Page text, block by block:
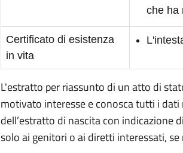
che ha
Certificato di esistenza
in vita
L'estratto per riassunto di un atto di
motivato interesse e conosca tutti i dati
dell’estratto di nascita con indicazione
solo ai genitori o ai diretti interessati, se